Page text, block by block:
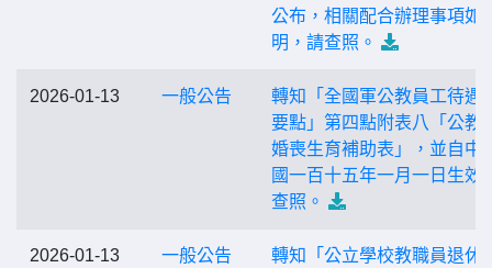
公布，相關配合辦理事項如
明，請查照。
2026-01-13 一般公告
轉知「全國軍公教員工待遇
要點」第四點附表八「公教
婚喪生育補助表」，並自中
國一百十五年一月一日生效
查照。
2026-01-13 一般公告
轉知「公立學校教職員退休